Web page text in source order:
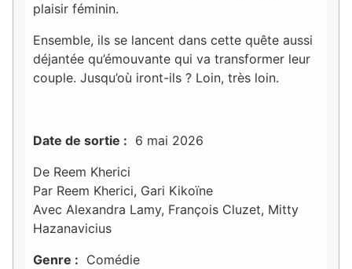
plaisir féminin.
Ensemble, ils se lancent dans cette quête aussi
déjantée qu’émouvante qui va transformer leur
couple. Jusqu’où iront-ils ? Loin, très loin.
Date de sortie : 6 mai 2026
De Reem Kherici
Par Reem Kherici, Gari Kikoïne
Avec Alexandra Lamy, François Cluzet, Mitty
Hazanavicius
Genre : Comédie